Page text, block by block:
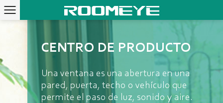
CENTRO DE PRODUCTO
Una ventana es una abertura en una
pared, puerta, techo o vehículo que
permite el paso de luz, sonido y aire.